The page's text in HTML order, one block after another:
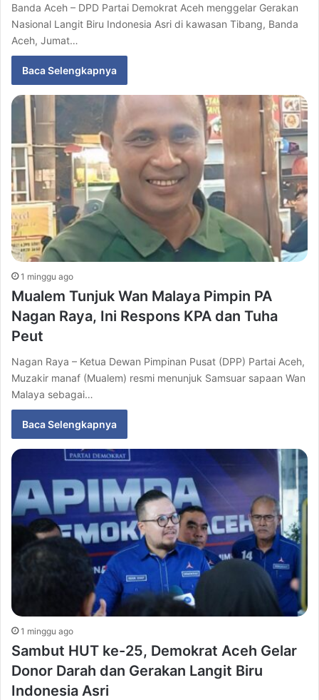
Banda Aceh – DPD Partai Demokrat Aceh menggelar Gerakan
Nasional Langit Biru Indonesia Asri di kawasan Tibang, Banda
Aceh, Jumat…
Baca Selengkapnya
1 minggu ago
Mualem Tunjuk Wan Malaya Pimpin PA
Nagan Raya, Ini Respons KPA dan Tuha
Peut
Nagan Raya – Ketua Dewan Pimpinan Pusat (DPP) Partai Aceh,
Muzakir manaf (Mualem) resmi menunjuk Samsuar sapaan Wan
Malaya sebagai…
Baca Selengkapnya
1 minggu ago
Sambut HUT ke-25, Demokrat Aceh Gelar
Donor Darah dan Gerakan Langit Biru
Indonesia Asri